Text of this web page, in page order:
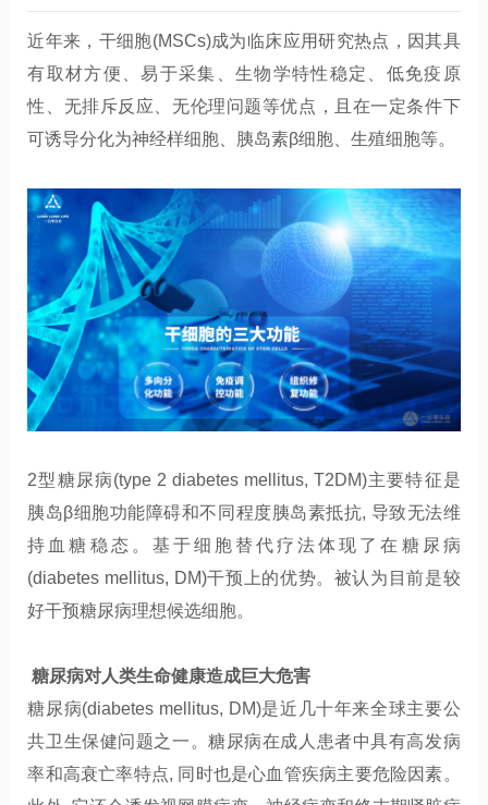
近年来，干细胞(MSCs)成为临床应用研究热点，因其具
有取材方便、易于采集、生物学特性稳定、低免疫原
性、无排斥反应、无伦理问题等优点，且在一定条件下
可诱导分化为神经样细胞、胰岛素β细胞、生殖细胞等。
2型糖尿病(type 2 diabetes mellitus, T2DM)主要特征是
胰岛β细胞功能障碍和不同程度胰岛素抵抗, 导致无法维
持血糖稳态。基于细胞替代疗法体现 了在糖尿病
(diabetes mellitus, DM)干预上的优势。被认为目前是较
好干预糖尿病理想候选细胞。
糖尿病对人类生命健康造成巨大危害
糖尿病(diabetes mellitus, DM)是近几十年来全球主要公
共卫生保健问题之一。糖尿病在成人患者中具有高发病
率和高衰亡率特点, 同时也是心血管疾病主要危险因素。